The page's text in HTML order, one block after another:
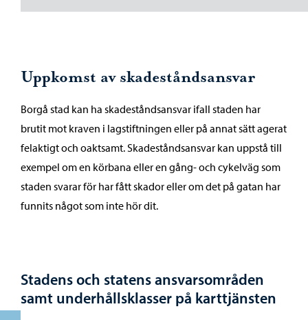
Uppkomst av skadeståndsansvar
Borgå stad kan ha skadeståndsansvar ifall staden har
brutit mot kraven i lagstiftningen eller på annat sätt agerat
felaktigt och oaktsamt. Skadeståndsansvar kan uppstå till
exempel om en körbana eller en gång- och cykelväg som
staden svarar för har fått skador eller om det på gatan har
funnits något som inte hör dit.
Stadens och statens ansvarsområden
samt underhållsklasser på karttjänsten